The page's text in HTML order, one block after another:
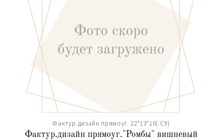
Фактур.дизайн прямоуг. 22*13*10( С9)
Фактур.дизайн прямоуг."Ромбы" вишневый